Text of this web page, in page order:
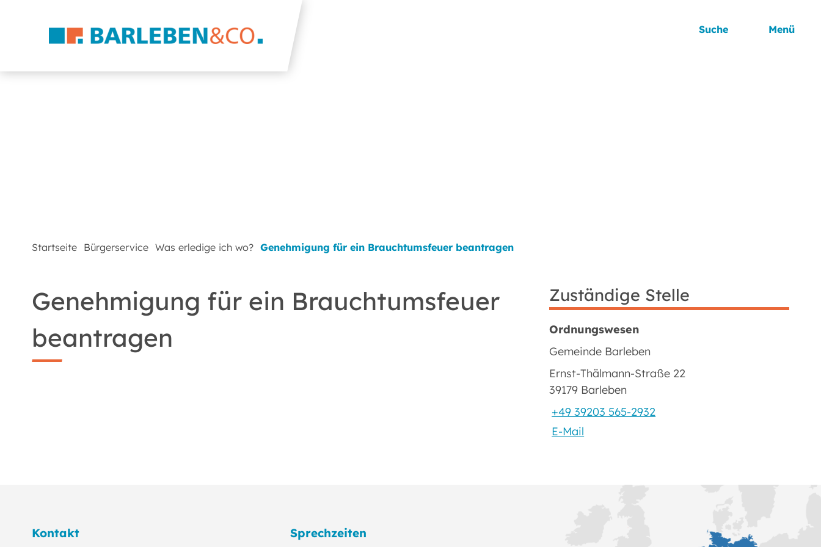
Suche Menü
Startseite Bürgerservice Was erledige ich wo? Genehmigung für ein Brauchtumsfeuer beantragen
Genehmigung für ein Brauchtumsfeuer
beantragen
Zuständige Stelle
Ordnungswesen
Gemeinde Barleben
Ernst-Thälmann-Straße 22
39179 Barleben
+49 39203 565-2932
E-Mail
Kontakt Sprechzeiten